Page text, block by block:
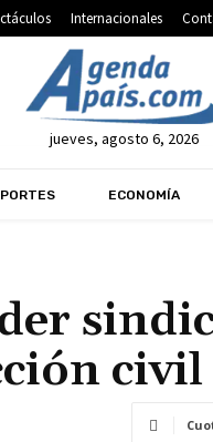
Internacionales
jueves, agosto 6, 2026
ECONOMÍA
civil